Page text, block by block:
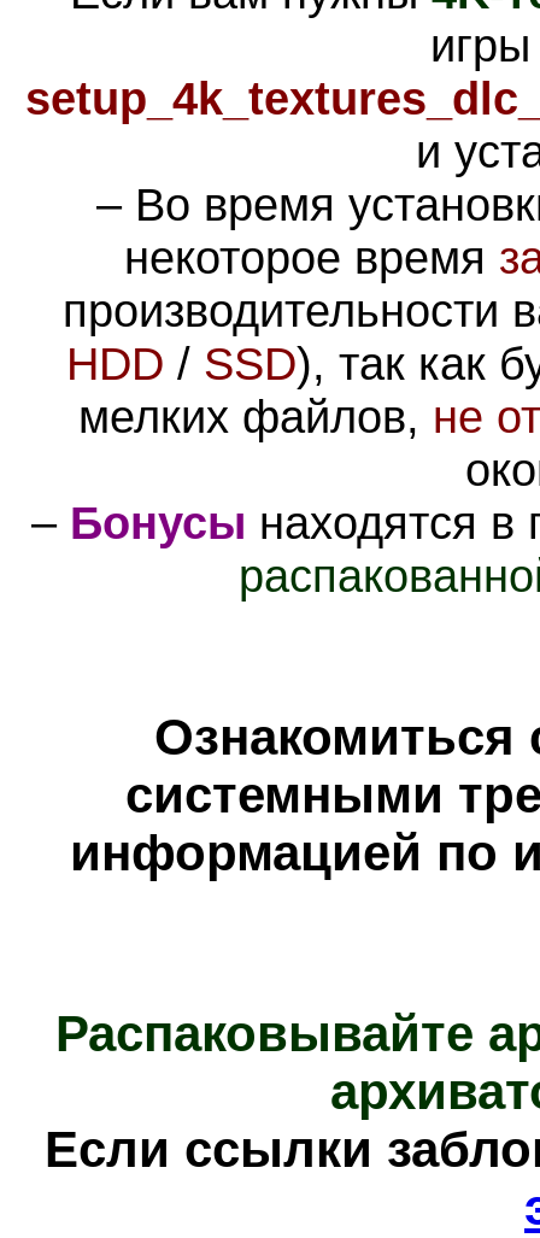
игры
и
– Во время
некоторое время
производительности
HDD / SSD), так как
мелких файлов, не
– Бонусы находятся в
Ознакомиться
системными
информацией по
Распаковывайте
Если ссылки